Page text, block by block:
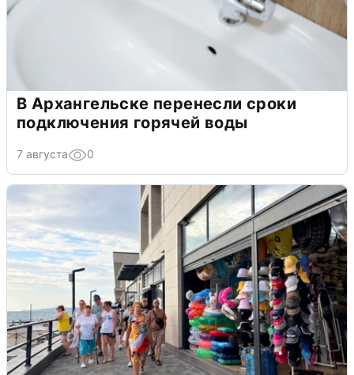
В Архангельске перенесли сроки
подключения горячей воды
7 августа 0